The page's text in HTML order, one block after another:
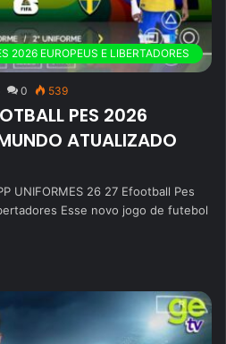
2026 EUROPEUS E LIBERTADORES
0 539
PES 2026
ATUALIZADO
UNIFORMES 26 27 Efootball Pes
Esse novo jogo de futebol